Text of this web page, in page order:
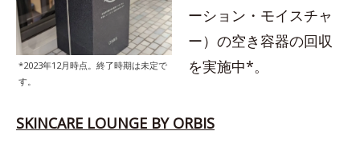
*2023年12月時点。終了時期は未定で
す。
ーション・モイスチャ
ー）の空き容器の回収
を実施中*。
SKINCARE LOUNGE BY ORBIS